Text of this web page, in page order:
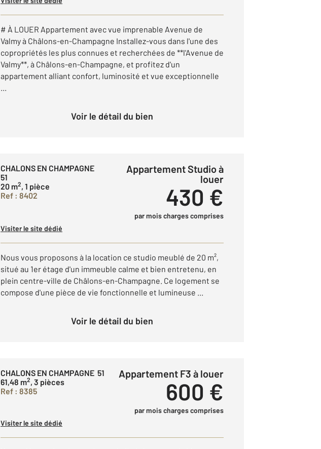
# À LOUER Appartement avec vue imprenable Avenue de
Valmy à Châlons-en-Champagne Installez-vous dans l'une des
copropriétés les plus connues et recherchées de **l'Avenue de
Valmy**, à Châlons-en-Champagne, et profitez d'un
appartement alliant confort, luminosité et vue exceptionnelle
...
Voir le détail du bien
CHALONS EN CHAMPAGNE
51
20 m2, 1 pièce
Ref : 8402
Appartement Studio à
louer
430 €
par mois charges comprises
Visiter le site dédié
Nous vous proposons à la location ce studio meublé de 20 m²,
situé au 1er étage d'un immeuble calme et bien entretenu, en
plein centre-ville de Châlons-en-Champagne. Ce logement se
compose d'une pièce de vie fonctionnelle et lumineuse ...
Voir le détail du bien
CHALONS EN CHAMPAGNE 51
61,48 m2, 3 pièces
Ref : 8385
Appartement F3 à louer
600 €
par mois charges comprises
Visiter le site dédié